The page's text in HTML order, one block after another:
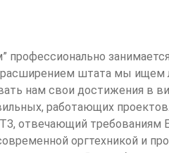
расширением штата мы
нам свои достижения в
работающих
отвечающий
оргтехникой